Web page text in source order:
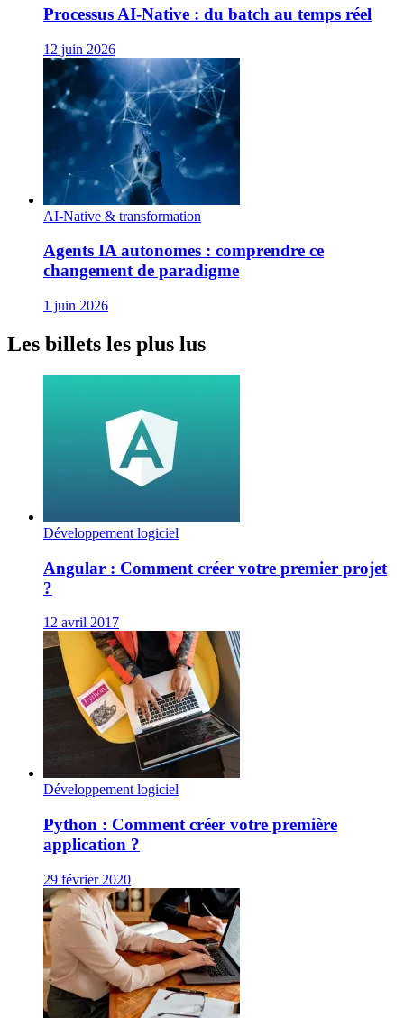
Processus AI‑Native : du batch au temps réel
12 juin 2026
AI-Native & transformation
Agents IA autonomes : comprendre ce
changement de paradigme
1 juin 2026
Les billets les plus lus
Développement logiciel
Angular : Comment créer votre premier projet
?
12 avril 2017
Développement logiciel
Python : Comment créer votre première
application ?
29 février 2020